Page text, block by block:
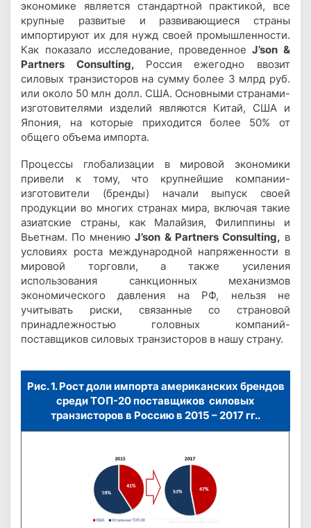
экономике является стандартной практикой, все
крупные развитые и развивающиеся страны
импортируют их для нужд своей промышленности.
Как показало исследование, проведенное J’son &
Partners Consulting, Россия ежегодно ввозит
силовых транзисторов на сумму более 3 млрд руб.
или около 50 млн долл. США. Основными странами-
изготовителями изделий являются Китай, США и
Япония, на которые приходится более 50% от
общего объема импорта.
Процессы глобализации в мировой экономики
привели к тому, что крупнейшие компании-
изготовители (бренды) начали выпуск своей
продукции во многих странах мира, включая такие
азиатские страны, как Малайзия, Филиппины и
Вьетнам. По мнениюJ’son & Partners Consulting, в
условиях роста международной напряженности в
мировой торговли, а также усиления
использования санкционных механизмов
экономического давления на РФ, нельзя не
учитывать риски, связанные со страновой
принадлежностью головных компаний-
поставщиков силовых транзисторов в нашу страну.
Рис. 1. Рост доли импорта американских брендов
среди ТОП-20 поставщиков силовых
транзисторов в Россию в 2015 – 2017 гг..